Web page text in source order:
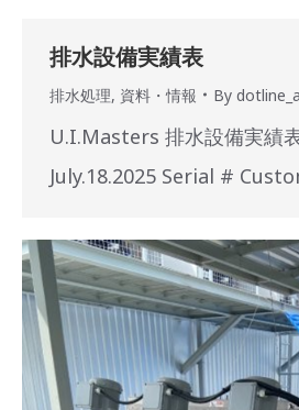
排水設備実績表
排水処理, 資料・情報 By
U.I.Masters 排水設備実績
July.18.2025 Serial #